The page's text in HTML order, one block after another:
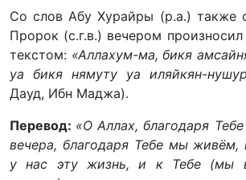
Со слов Абу Хурайры (р.а.) также
Пророк (с.г.в.) вечером
текстом: «Аллахум-ма, бикя
уа бикя нямуту уа иляйкян-
Дауд, Ибн Маджа).
Перевод: «О Аллах, благодаря
вечера, благодаря Тебе мы
у нас эту жизнь, и к Тебе (мы